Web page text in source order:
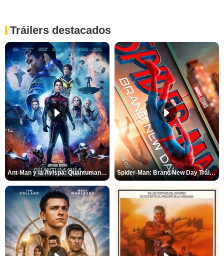
Tráilers destacados
Ant-Man y la Avispa: Quantumanía Tráiler (2) Spider-Man: Brand New Day Tráiler (3)